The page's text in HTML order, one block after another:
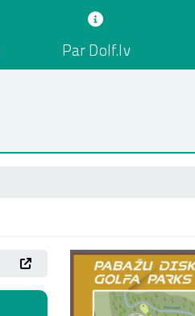
Par Dolf.lv